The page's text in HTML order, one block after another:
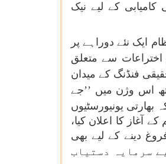
کے لیے نیک
ایک نئے دوراہے پر
اختراعات سے متعلق
فنڈنگ کے میدان
اس وژن میں ’’جے
بھارتی یونیورسٹیوں
آغاز کا اعلان کیا،
دینے کے لیے بھی
سرمایہ دستیاب